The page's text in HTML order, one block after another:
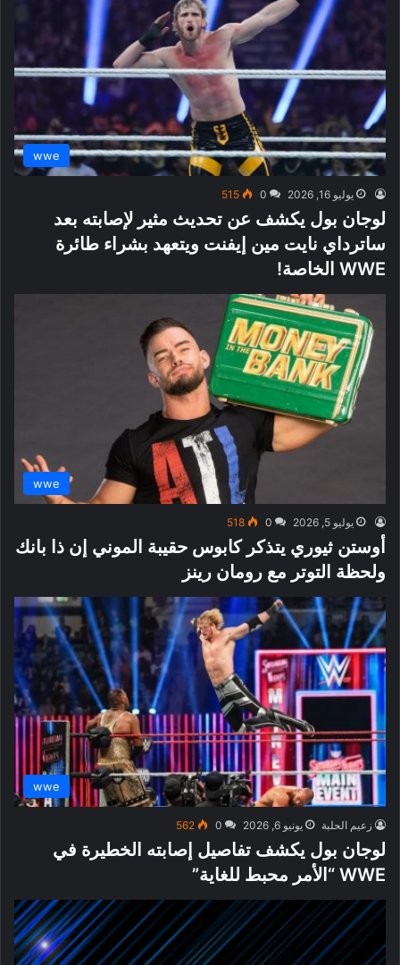
wwe
يوليو 16, 2026 0
515
لوجان بول يكشف عن تحديث مثير لإصابته بعد
ساترداي نايت مين إيفنت ويتعهد بشراء طائرة
WWE الخاصة!
wwe
يوليو 5, 2026 0
518
أوستن ثيوري يتذكر كابوس حقيبة الموني إن ذا بانك
ولحظة التوتر مع رومان رينز
wwe
زعيم الحلبة يونيو 6, 2026 0
562
لوجان بول يكشف تفاصيل إصابته الخطيرة في
WWE “الأمر محبط للغاية”